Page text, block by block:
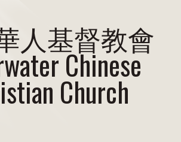
人基督教會
Chinese
Church